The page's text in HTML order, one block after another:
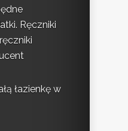
Ręczniki
łazienkę w